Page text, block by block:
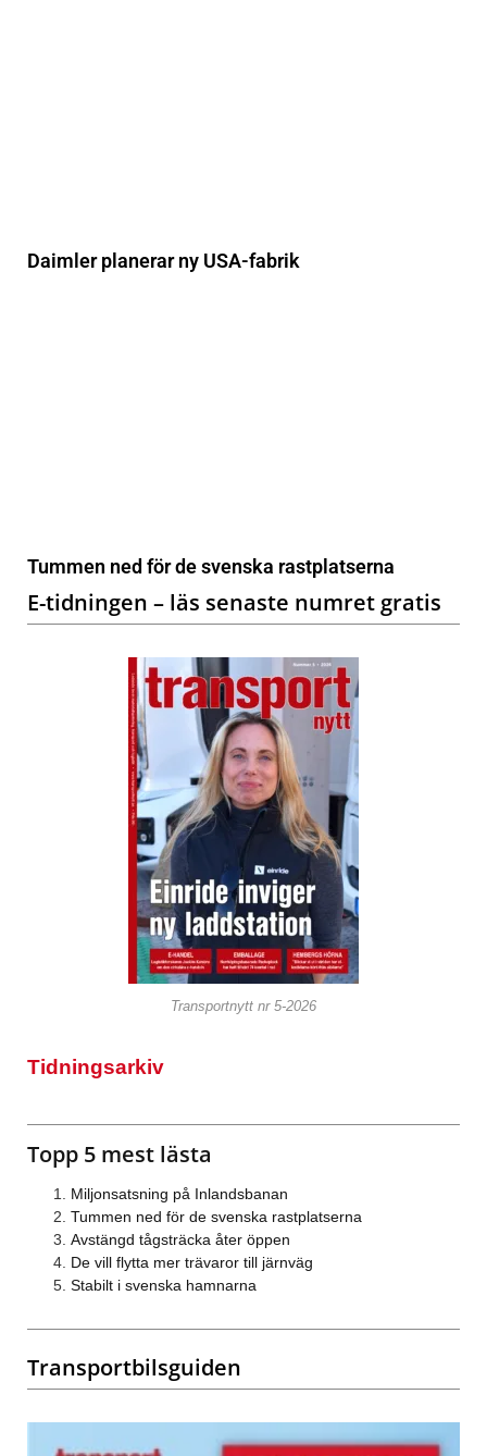
Daimler planerar ny USA-fabrik
Tummen ned för de svenska rastplatserna
E-tidningen – läs senaste numret gratis
Transportnytt nr 5-2026
Tidningsarkiv
Topp 5 mest lästa
Miljonsatsning på Inlandsbanan
Tummen ned för de svenska rastplatserna
Avstängd tågsträcka åter öppen
De vill flytta mer trävaror till järnväg
Stabilt i svenska hamnarna
Transportbilsguiden